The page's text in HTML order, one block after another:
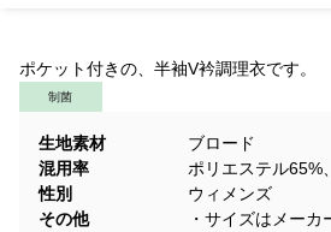
ポケット付きの、半袖V衿調理衣です。
制菌
生地素材
ブロード
混用率
ポリエステル65%
性別
ウィメンズ
その他
・サイズはメーカ